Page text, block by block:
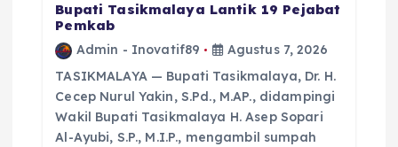
Bupati Tasikmalaya Lantik 19 Pejabat
Pemkab
Admin - Inovatif89
Agustus 7, 2026
TASIKMALAYA — Bupati Tasikmalaya, Dr. H.
Cecep Nurul Yakin, S.Pd., M.AP., didampingi
Wakil Bupati Tasikmalaya H. Asep Sopari
Al-Ayubi, S.P., M.I.P., mengambil sumpah